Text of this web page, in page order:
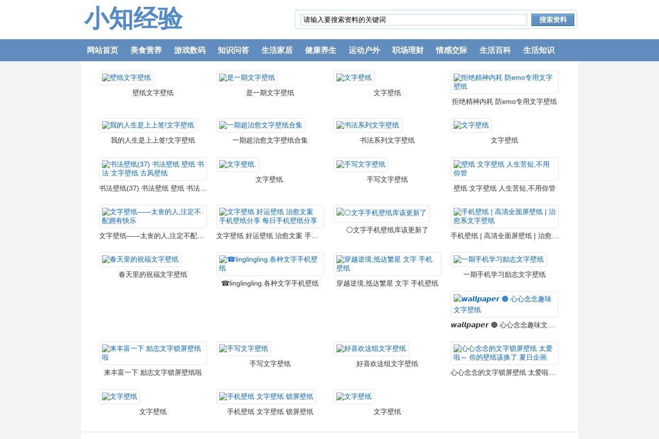
小知经验
网站首页 美食营养 游戏数码 知识问答 生活家居 健康养生 运动户外 职场理财 情感交际 生活百科 生活知识
壁纸文字壁纸 是一期文字壁纸
文字壁纸
拒绝精神内耗 防emo专用文字壁纸
我的人生是上上签!文字壁纸 一期超治愈文字壁纸合集 书法系列文字壁纸 文字壁纸
书法壁纸(37) 书法壁纸 壁纸 书法 文字壁纸 古风壁纸
文字壁纸.
手写文字壁纸
壁纸 文字壁纸 人生苦短,不用你管
文字壁纸——太丧的人,注定不配拥有快乐 文字壁纸 好运壁纸 治愈文案 手机壁纸分享 每日手机壁纸分享
⚪️文字手机壁纸库该更新了
春天里的祝福文字壁纸
☎linglingling.各种文字手机壁纸
穿越逆境,抵达繁星 文字 手机壁纸
一期手机学习励志文字壁纸
来丰富一下 励志文字锁屏壁纸啦
手写文字壁纸
好喜欢这组文字壁纸
心心念念的文字锁屏壁纸 太爱啦～ 你的壁纸该换了 夏日企画
文字壁纸 手机壁纸 文字壁纸 锁屏壁纸 文字壁纸